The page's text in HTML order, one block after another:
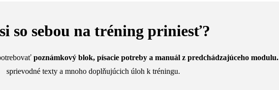
so sebou na tréning priniesť?
poznámkový blok, písacie potreby a manuál z predchádzajúceho modulu.
sprievodné texty a mnoho doplňujúcich úloh k tréningu.